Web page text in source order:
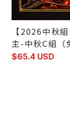
【2026中秋
主-中秋C組（
$65.4 USD